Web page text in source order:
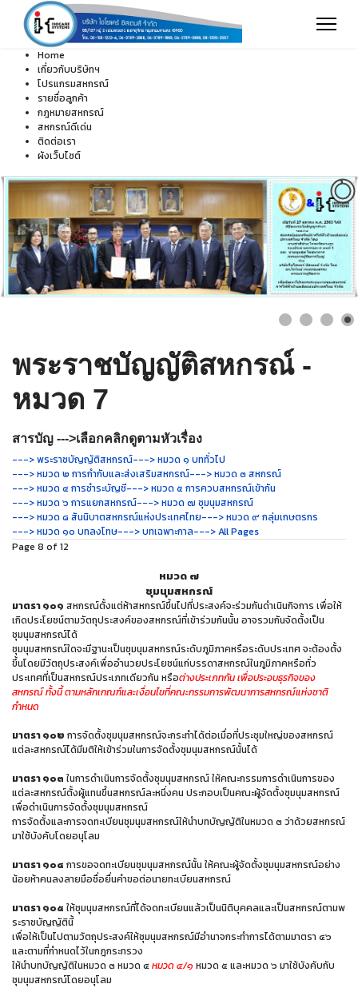
Home
เกี่ยวกับบริษัทฯ
โปรแกรมสหกรณ์
รายชื่อลูกค้า
กฎหมายสหกรณ์
สหกรณ์ดีเด่น
ติดต่อเรา
ผังเว็บไซต์
พระราชบัญญัติสหกรณ์ -
หมวด 7
สารบัญ --->เลือกคลิกดูตามหัวเรื่อง
---> พระราชบัญญัติสหกรณ์---> หมวด ๑ บททั่วไป
---> หมวด ๒ การกำกับและส่งเสริมสหกรณ์---> หมวด ๓ สหกรณ์
---> หมวด ๔ การชำระบัญชี---> หมวด ๕ การควบสหกรณ์เข้ากัน
---> หมวด ๖ การแยกสหกรณ์---> หมวด ๗ ชุมนุมสหกรณ์
---> หมวด ๘ สันนิบาตสหกรณ์แห่งประเทศไทย---> หมวด ๙ กลุ่มเกษตรกร
---> หมวด ๑๐ บทลงโทษ---> บทเฉพาะกาล---> All Pages
Page 8 of 12
หมวด ๗
ชุมนุมสหกรณ์
มาตรา ๑๐๑ สหกรณ์ตั้งแต่ห้าสหกรณ์ขึ้นไปที่ประสงค์จะร่วมกันดำเนินกิจการ เพื่อให้
เกิดประโยชน์ตามวัตถุประสงค์ของสหกรณ์ที่เข้าร่วมกันนั้น อาจรวมกันจัดตั้งเป็น
ชุมนุมสหกรณ์ได้
ชุมนุมสหกรณ์ใดจะมีฐานะเป็นชุมนุมสหกรณ์ระดับภูมิภาคหรือระดับประเทศ จะต้องตั้ง
ขึ้นโดยมีวัตถุประสงค์เพื่ออำนวยประโยชน์แก่บรรดาสหกรณ์ในภูมิภาคหรือทั่ว
ประเทศที่เป็นสหกรณ์ประเภทเดียวกัน หรือต่างประเภทกัน เพื่อประอบธุรกิจของ
สหกรณ์ ทั้งนี้ ตามหลักเกณฑ์และเงื่อนไขที่คณะกรรมการพัฒนาการสหกรณ์แห่งชาติ
กำหนด
มาตรา ๑๐๒ การจัดตั้งชุมนุมสหกรณ์จะกระทำได้ต่อเมื่อที่ประชุมใหญ่ของสหกรณ์
แต่ละสหกรณ์ได้มีมติให้เข้าร่วมในการจัดตั้งชุมนุมสหกรณ์นั้นได้
มาตรา ๑๐๓ ในการดำเนินการจัดตั้งชุมนุมสหกรณ์ ให้คณะกรรมการดำเนินการของ
แต่ละสหกรณ์ตั้งผู้แทนขึ้นสหกรณ์ละหนึ่งคน ประกอบเป็นคณะผู้จัดตั้งชุมนุมสหกรณ์
เพื่อดำเนินการจัดตั้งชุมนุมสหกรณ์
การจัดตั้งและการจดทะเบียนชุมนุมสหกรณ์ให้นำบทบัญญัติในหมวด ๓ ว่าด้วยสหกรณ์
มาใช้บังคับโดยอนุโลม
มาตรา ๑๐๔ การขอจดทะเบียนชุมนุมสหกรณ์นั้น ให้คณะผู้จัดตั้งชุมนุมสหกรณ์อย่าง
น้อยห้าคนลงลายมือชื่อยื่นคำขอต่อนายทะเบียนสหกรณ์
มาตรา ๑๐๕ ให้ชุมนุมสหกรณ์ที่ได้จดทะเบียนแล้วเป็นนิติบุคคลและเป็นสหกรณ์ตามพ
ระราชบัญญัตินี้
เพื่อให้เป็นไปตามวัตถุประสงค์ให้ชุมนุมสหกรณ์มีอำนาจกระทำการได้ตามมาตรา ๔๖
และตามที่กำหนดไว้ในกฎกระทรวง
ให้นำบทบัญญัติในหมวด ๓ หมวด ๔หมวด ๔/๑ หมวด ๕ และหมวด ๖ มาใช้บังคับกับ
ชุมนุมสหกรณ์โดยอนุโลม